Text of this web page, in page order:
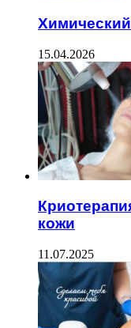
15.04.2026
кожи
11.07.2025